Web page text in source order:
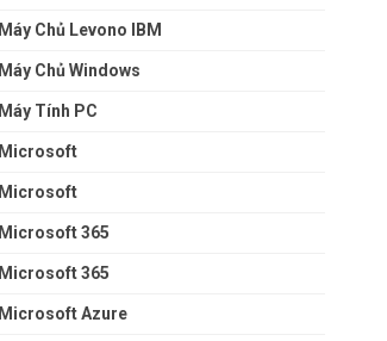
Máy Chủ Levono IBM
Máy Chủ Windows
Máy Tính PC
Microsoft
Microsoft
Microsoft 365
Microsoft 365
Microsoft Azure